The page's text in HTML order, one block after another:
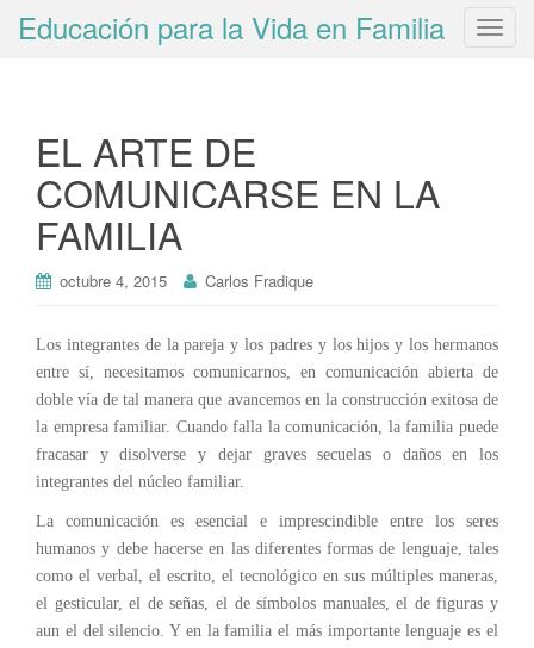
T
t
i
o
Educación para la Vida en Familia
EL ARTE DE
COMUNICARSE EN LA
FAMILIA
octubre 4, 2015 Carlos Fradique
Los integrantes de la pareja y los padres y los hijos y los hermanos
entre sí, necesitamos comunicarnos, en comunicación abierta de
doble vía de tal manera que avancemos en la construcción exitosa de
la empresa familiar. Cuando falla la comunicación, la familia puede
fracasar y disolverse y dejar graves secuelas o daños en los
integrantes del núcleo familiar.
La comunicación es esencial e imprescindible entre los seres
humanos y debe hacerse en las diferentes formas de lenguaje, tales
como el verbal, el escrito, el tecnológico en sus múltiples maneras,
el gesticular, el de señas, el de símbolos manuales, el de figuras y
aun el del silencio. Y en la familia el más importante lenguaje es el